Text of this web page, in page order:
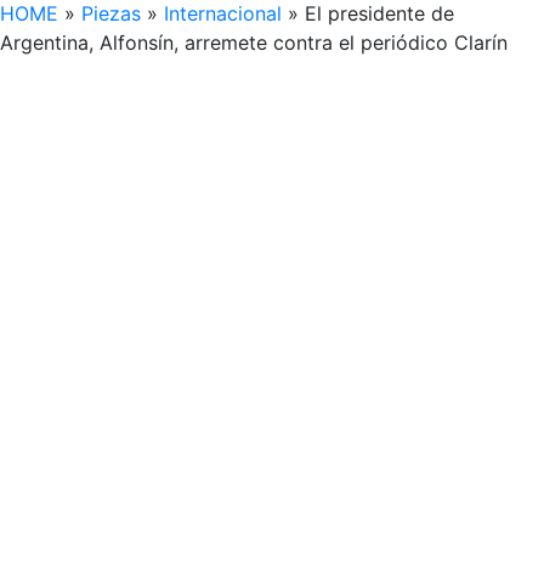
HOME » Piezas » Internacional » El presidente de
Argentina, Alfonsín, arremete contra el periódico Clarín